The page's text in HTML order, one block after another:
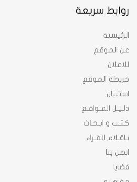
روابط سريعة
الرئيسية
عن الموقع
للاعلان
خريطة الموقع
استبيان
دلـيـل المـواقـع
كـتـب و ابـحـاث
بـاقـلام القـراء
اتصل بنا
قضايا